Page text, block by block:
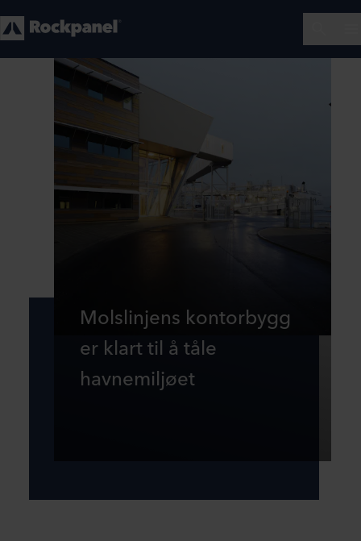
Molslinjens kontorbygg
er klart til å tåle
havnemiljøet